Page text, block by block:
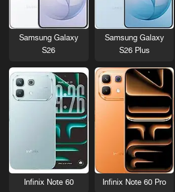
Samsung Galaxy
S26 Plus
Samsung Galaxy
S26
Infinix Note 60 Pro
Infinix Note 60